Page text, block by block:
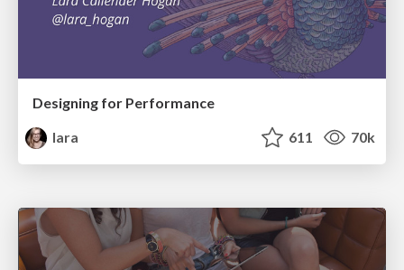
Designing for Performance
lara
611 70k